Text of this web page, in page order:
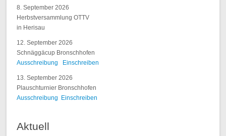
8. September 2026
Herbstversammlung OTTV
in Herisau
12. September 2026
Schnäggäcup Bronschhofen
Ausschreibung
Einschreiben
13. September 2026
Plauschturnier Bronschhofen
Ausschreibung Einschreiben
Aktuell